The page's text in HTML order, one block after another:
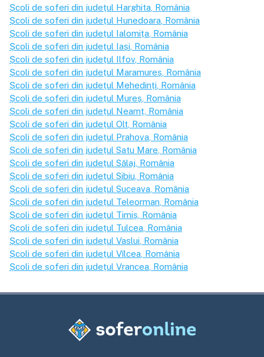
Școli de șoferi din județul Harghita , România
Școli de șoferi din județul Hunedoara , România
Școli de șoferi din județul Ialomița , România
Școli de șoferi din județul Iași , România
Școli de șoferi din județul Ilfov , România
Școli de șoferi din județul Maramureș , România
Școli de șoferi din județul Mehedinți , România
Școli de șoferi din județul Mureș , România
Școli de șoferi din județul Neamț , România
Școli de șoferi din județul Olt , România
Școli de șoferi din județul Prahova , România
Școli de șoferi din județul Satu Mare , România
Școli de șoferi din județul Sălaj , România
Școli de șoferi din județul Sibiu , România
Școli de șoferi din județul Suceava , România
Școli de șoferi din județul Teleorman , România
Școli de șoferi din județul Timiș , România
Școli de șoferi din județul Tulcea , România
Școli de șoferi din județul Vaslui , România
Școli de șoferi din județul Vîlcea , România
Școli de șoferi din județul Vrancea , România